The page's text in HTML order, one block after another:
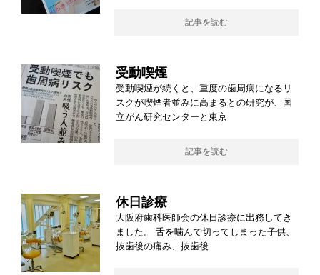
記事を読む
受動喫煙
受動喫煙が続くと、重度の歯周病になるリ
スクが喫煙者並みに高まるとの研究が、国
立がん研究センターと東京
記事を読む
休日診療
大阪府歯科医師会の休日診療に出務してき
ました。 舌を噛んで切ってしまった子供、
抜歯後の痛み、抜歯後